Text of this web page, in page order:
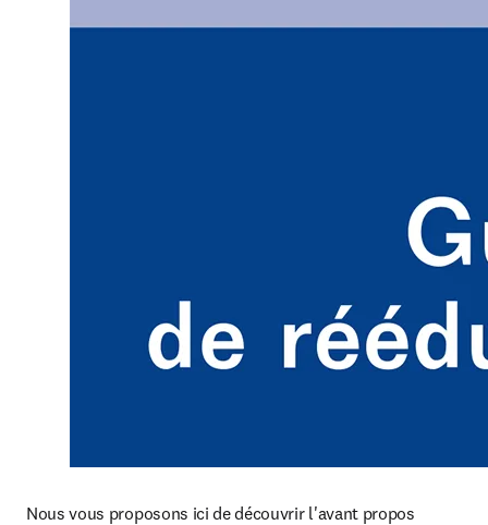
Nous vous proposons ici de découvrir l'avant propos